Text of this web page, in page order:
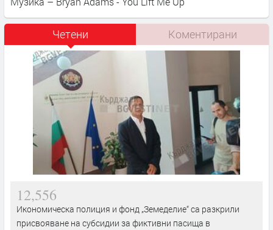
Четени Коментирани
12,556
Икономическа полиция и фонд „Земеделие“ са разкрили
присвояване на субсидии за фиктивни пасища в